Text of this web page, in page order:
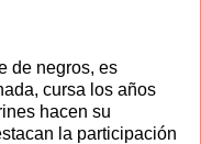
de negros, es
cursa los años
hacen su
la participación